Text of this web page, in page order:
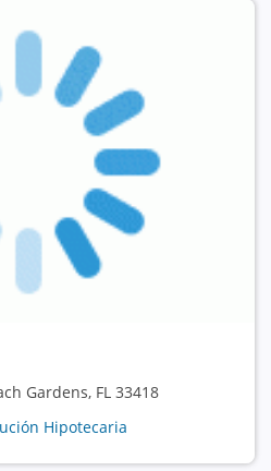
Gardens, FL 33418
Hipotecaria